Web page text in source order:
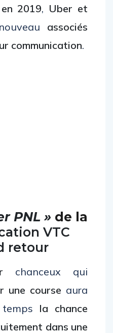
2019, Uber et
associés
communication.
PNL » de la
VTC
retour
chanceux qui
une course aura
la chance
dans une